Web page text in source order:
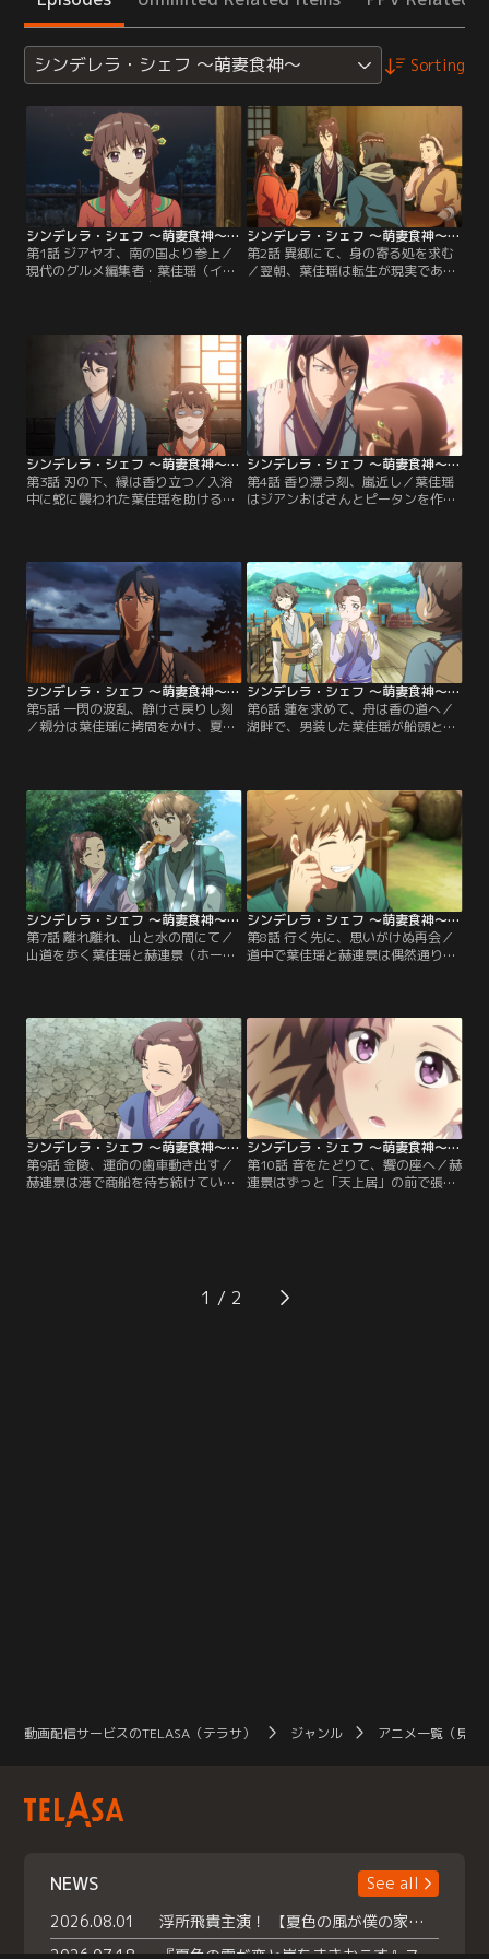
シンデレラ・シェフ ～萌妻食神～ Sorting
シンデレラ・シェフ ～萌妻食神～ 第01話
第1話 ジアヤオ、南の国より参上／
現代のグルメ編集者・葉佳瑶（イ
エ・ジアヤオ）は、自宅で料理中に
瑾萱（イエ・ジンシュエン）の身体
に転生した。そんな中、途中で山賊
にさらわれ、「黒風寨（こくふうさ
い）」の三番目の頭領・夏淳于（シ
ア・シュンユー）の花嫁として連れ
て行かれる。
シンデレラ・シェフ ～萌妻食神～ 第02話
第2話 異郷にて、身の寄る処を求む
／翌朝、葉佳瑶は転生が現実である
ンおばさんと出会い、砦から逃れら
れないことを悟る葉佳瑶。そこで、
夏淳于に気に入られるため、屋敷で
数々の料理を作ると、徐々に夏淳于
は葉佳瑶への印象が変わり始める。
シンデレラ・シェフ ～萌妻食神～ 第03話
第3話 刃の下、縁は香り立つ／入浴
中に蛇に襲われた葉佳瑶を助けるた
クシ」を採りに山へ向かう。その途
中、偶然にも砦の外に通じる道を発
見するものの、彼女は迷わず薬草を
持ち帰る。翌日、看病を受けるふり
をして夏淳于に料理を頼むが、彼に
料理の才能はない。
シンデレラ・シェフ ～萌妻食神～ 第04話
第4話 香り漂う刻、嵐近し／葉佳瑶
はジアンおばさんとピータンを作り
夏淳于に見られてしまう。誤解が生
じたまま言い争いとなり、思わず唇
が重なる。その後、夏淳于は山賊た
ちと官兵への対応策を相談し、「降
伏を装う」案を提案、自ら前線に出
ることを申し出る。
シンデレラ・シェフ ～萌妻食神～ 第05話
第5話 一閃の波乱、静けさ戻りし刻
／親分は葉佳瑶に拷問をかけ、夏淳
が突如裏切る。実は彼らは既に朝廷
に寝返っていた。葉佳瑶は地下牢か
ら脱出したが、こっそり夏淳于が自
分に無関心なふりをしていたのを聞
き、傷つく。
シンデレラ・シェフ ～萌妻食神～ 第06話
第6話 蓮を求めて、舟は香の道へ／
湖畔で、男装した葉佳瑶が船頭と交
得がいかない葉佳瑶は飛び乗り、結
局2人で同乗することに。葉佳瑶が
湖心島の「蓮子羹（れんしこう）」
（ハスの実デザート）を求めて来た
ことを話すと、赫連景もその味に興
味を持つ。
シンデレラ・シェフ ～萌妻食神～ 第07話
第7話 離れ離れ、山と水の間にて／
山道を歩く葉佳瑶と赫連景（ホーリ
を作ることに。料理が完成し、赫連
景は葉佳瑶の腕前に感服。2人は楽
しく食事をする。一方、夏淳于は真
相を追い求めるため、葉佳瑶の嫁ぎ
先である魏（ウェイ）家を訪ねる。
シンデレラ・シェフ ～萌妻食神～ 第08話
第8話 行く先に、思いがけぬ再会／
道中で葉佳瑶と赫連景は偶然通りか
瑶は腕を振るい、旅費を稼ぐこと
に。その後、2人は船で揚州（よう
しゅう）に到着。赫連景は桟橋で夏
淳于に捕まるが、葉佳瑶は隠れたま
ま。葉佳瑶は、夏淳于が赫連景を家
に連れて帰るつもりだと知る。
シンデレラ・シェフ ～萌妻食神～ 第09話
第9話 金陵、運命の歯車動き出す／
赫連景は港で商船を待ち続けていた
へ食事に連れて行く。一方、葉佳瑶
も金陵に到着し、ちょうど「天上
シンデレラ・シェフ ～萌妻食神～ 第10話
第10話 音をたどりて、饗の座へ／赫
連景はずっと「天上居」の前で張り
り、2人で食事をすることに。料理
が運ばれてくると、夏淳于はその盛
1
動画配信サービスのTELASA（テラサ） ジャンル アニメ一覧（見放
NEWS
See all
2026.08.01
浮所飛貴主演！ 【夏色の風が僕の家にやってきた】 本日よりテラサで独占配信スタート！